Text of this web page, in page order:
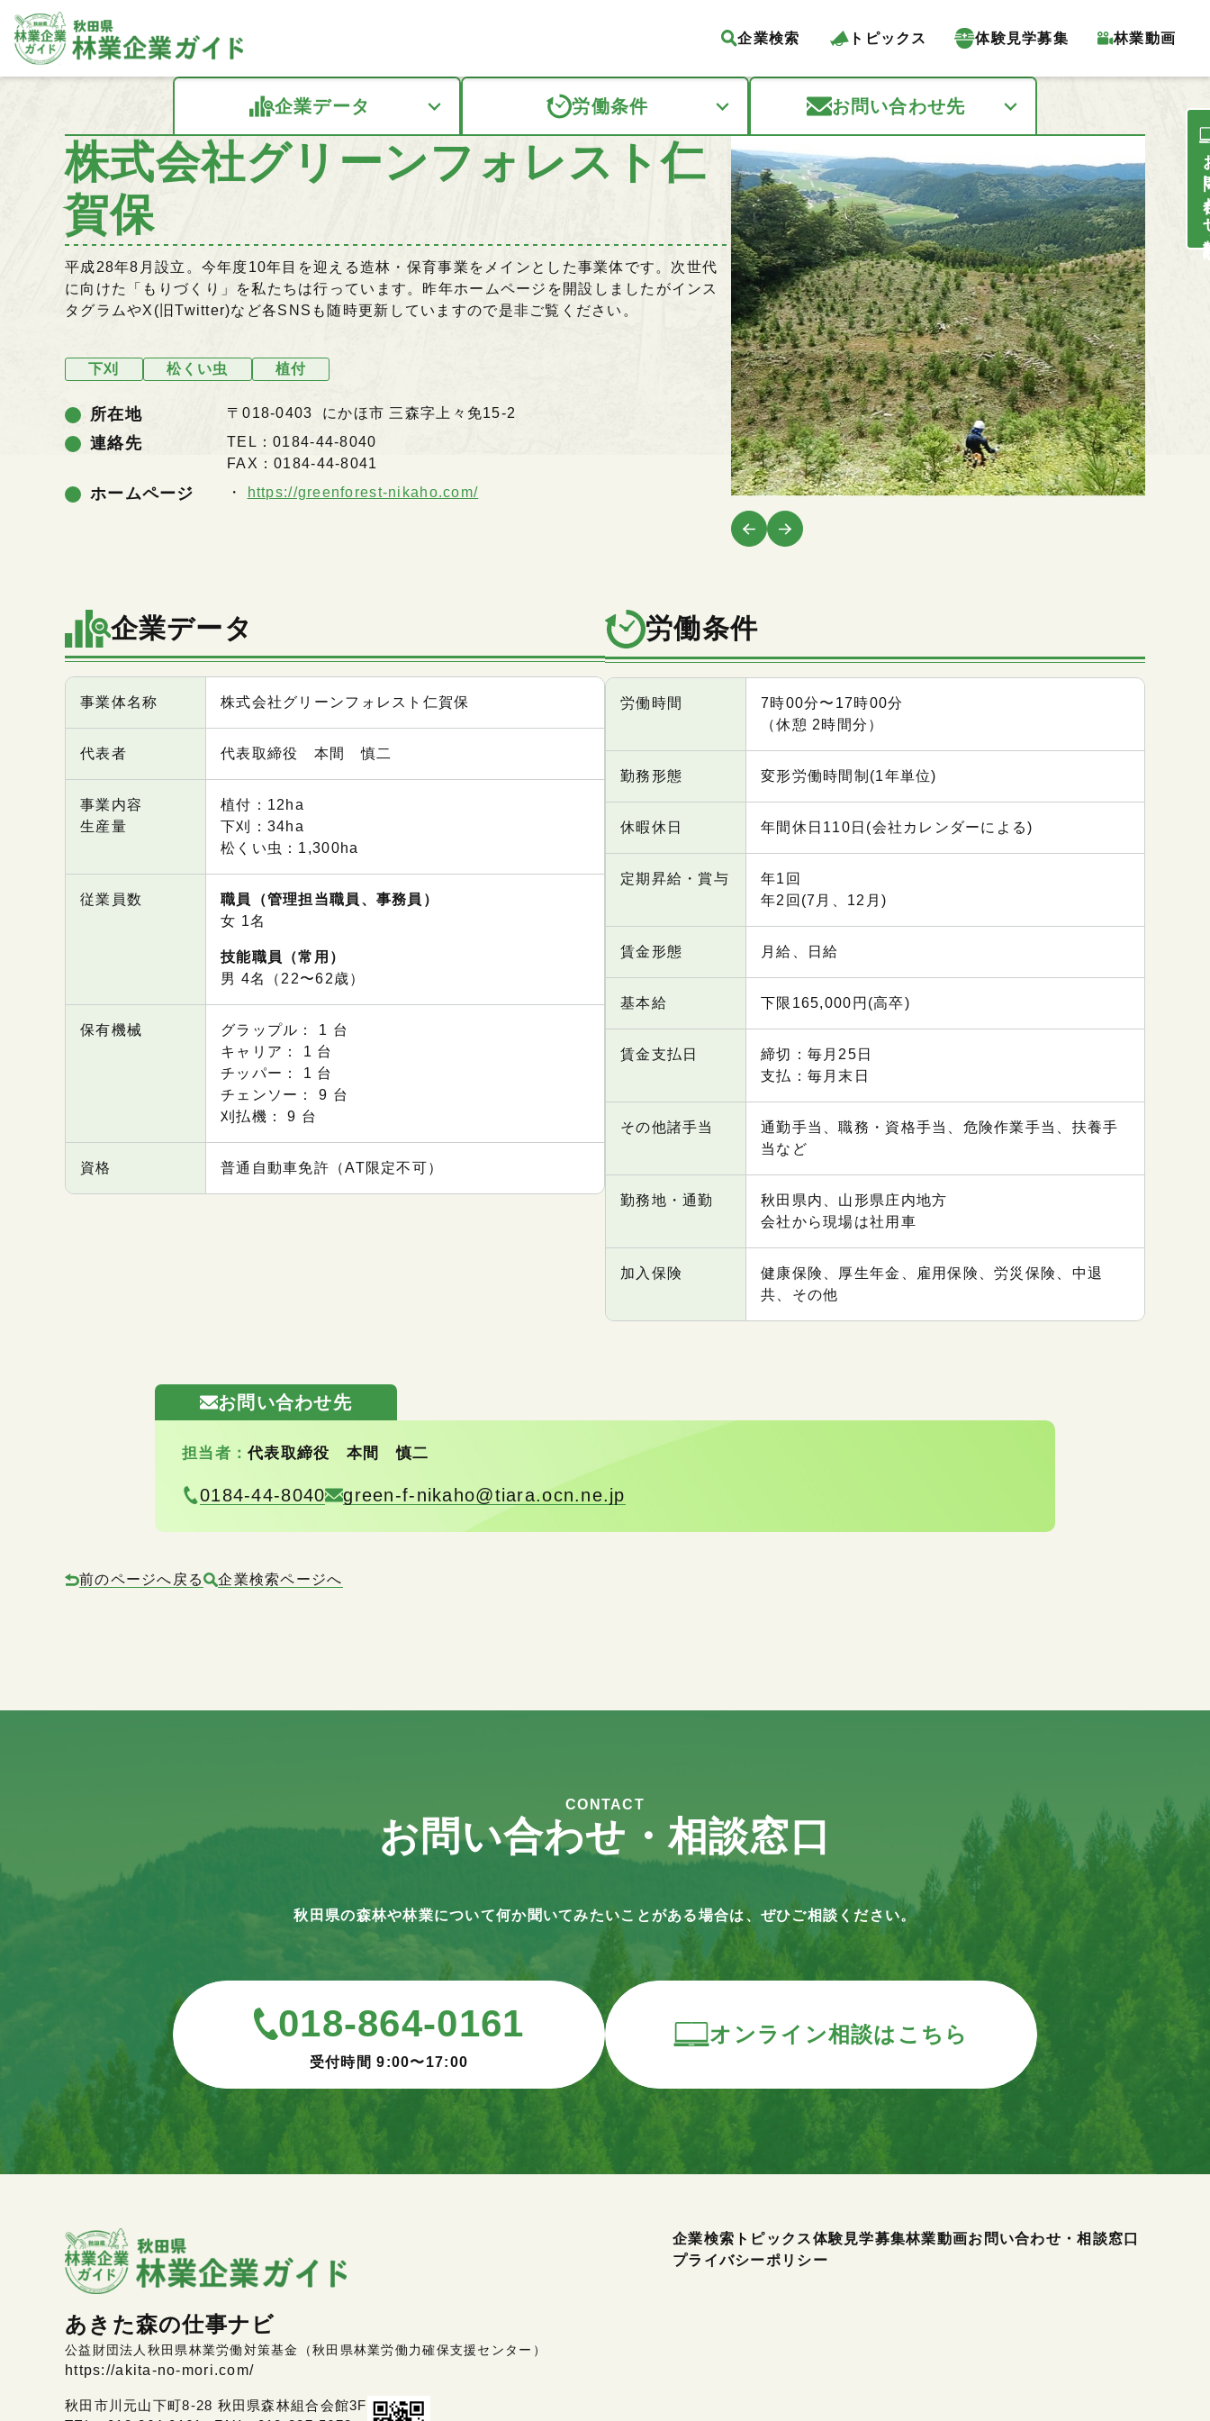
企業検索 トピックス 体験見学募集 林業動画
お問
企業データ 労働条件 お問い合わせ先
株式会社グリーンフォレスト仁
賀保
平成28年8月設立。今年度10年目を迎える造林・保育事業をメインとした事業体です。次世代
に向けた「もりづくり」を私たちは行っています。昨年ホームページを開設しましたがインス
タグラムやX(旧Twitter)など各SNSも随時更新していますので是非ご覧ください。
下刈 松くい虫 植付
所在地 〒018-0403 にかほ市 三森字上々免15-2
連絡先
TEL：0184-44-8040
FAX：0184-44-8041
ホームページ https://greenforest-nikaho.com/
企業データ
項目 内容
事業体名称 株式会社グリーンフォレスト仁賀保
代表者 代表取締役 本間 慎二
事業内容
生産量
植付：12ha
下刈：34ha
松くい虫：1,300ha
従業員数
職員（管理担当職員、事務員）
⼥ 1名
技能職員（常用）
男 4名（22〜62歳）
保有機械
グラップル： 1 台
キャリア： 1 台
チッパー： 1 台
チェンソー： 9 台
刈払機： 9 台
資格 普通自動車免許（AT限定不可）
労働条件
項目
労働時間
7時00分〜17時00分
（休憩 2時間分）
勤務形態 変形労働時間制(1年単位)
休暇休日 年間休日110日(会社カレンダーによる)
定期昇給・賞与
年1回
年2回(7月、12月)
賃金形態 月給、日給
基本給 下限165,000円(高卒)
賃金支払日
締切：毎月25日
支払：毎月末日
その他諸手当
通勤手当、職務・資格手当、危険作業手当、扶養手
当など
勤務地・通勤
秋田県内、山形県庄内地方
会社から現場は社用車
加入保険
健康保険、厚生年金、雇用保険、労災保険、中退
共、その他
お問い合わせ先
担当者：代表取締役 本間 慎二
0184-44-8040 green-f-nikaho@tiara.ocn.ne.jp
前のページへ戻る 企業検索ページへ
CONTACT
お問い合わせ・相談窓口
秋田県の森林や林業について何か聞いてみたいことがある場合は、ぜひご相談ください。
018-864-0161
受付時間 9:00〜17:00
オンライン相談はこちら
あきた森の仕事ナビ
公益財団法人秋田県林業労働対策基金（秋田県林業労働力確保支援センター）
https://akita-no-mori.com/
秋田市川元山下町8-28 秋田県森林組合会館3F
企業検索 トピックス体験見学募集林業動画お問い合わせ・相談窓口
プライバシーポリシー